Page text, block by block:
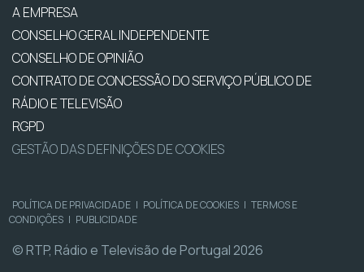
A EMPRESA
CONSELHO GERAL INDEPENDENTE
CONSELHO DE OPINIÃO
CONTRATO DE CONCESSÃO DO SERVIÇO PÚBLICO DE
RÁDIO E TELEVISÃO
RGPD
GESTÃO DAS DEFINIÇÕES DE COOKIES
POLÍTICA DE PRIVACIDADE | POLÍTICA DE COOKIES | TERMOS E
CONDIÇÕES | PUBLICIDADE
© RTP, Rádio e Televisão de Portugal 2026